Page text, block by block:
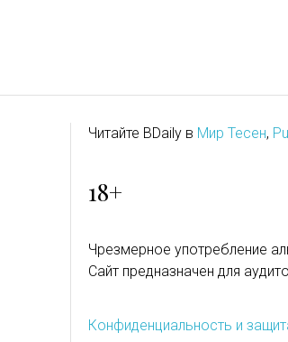
Читайте BDaily в Мир Тесен,
18+
Чрезмерное употребление
Сайт предназначен для
Конфиденциальность и